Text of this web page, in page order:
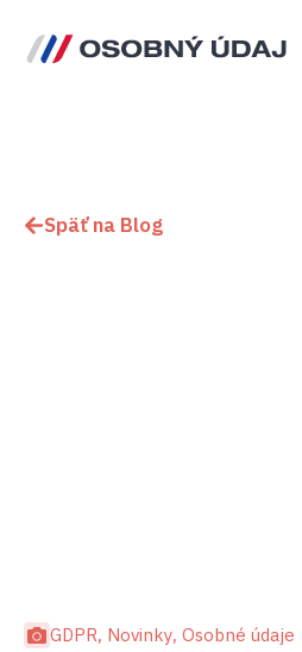
GDPR, Novinky, Osobné údaje
Späť na Blog